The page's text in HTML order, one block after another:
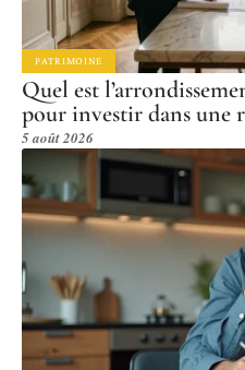
PATRIMOINE
Quel est
pour investir dans une
5 août 2026